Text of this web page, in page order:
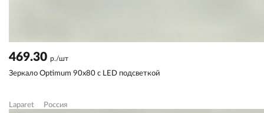
469.30 р./шт
Зеркало Optimum 90х80 с LED подсветкой
Laparet Россия